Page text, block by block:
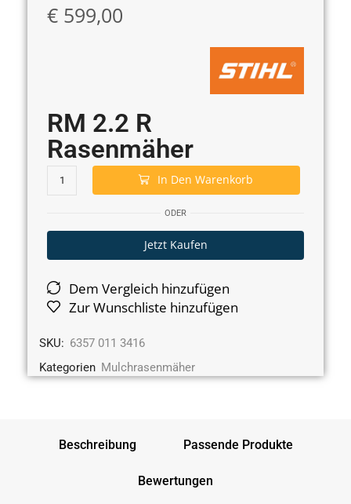
€ 599,00
RM 2.2 R
Rasenmäher
In Den Warenkorb
ODER
Jetzt Kaufen
Dem Vergleich hinzufügen
Zur Wunschliste hinzufügen
SKU: 6357 011 3416
Kategorien Mulchrasenmäher
Beschreibung Passende Produkte
Bewertungen